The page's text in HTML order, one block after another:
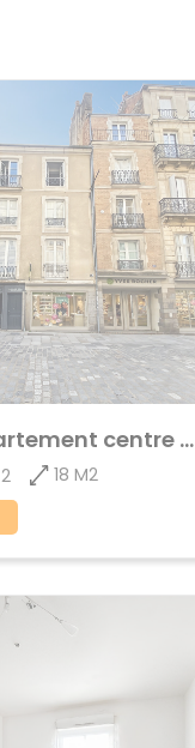
Achat Appartement centre ville
2 18 M2